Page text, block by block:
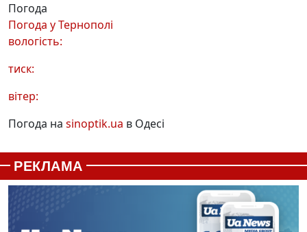
Погода
Погода уТернополі
вологість:
тиск:
вітер:
Погода на sinoptik.ua в Одесі
РЕКЛАМА